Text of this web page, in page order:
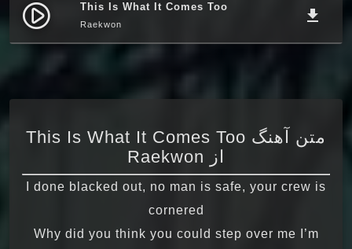
play_circle_filled This Is What It Comes Too
Raekwon file_download
متن آهنگ This Is What It Comes Too
از Raekwon
I done blacked out, no man is safe, your crew is
cornered
Why did you think you could step over me I’m